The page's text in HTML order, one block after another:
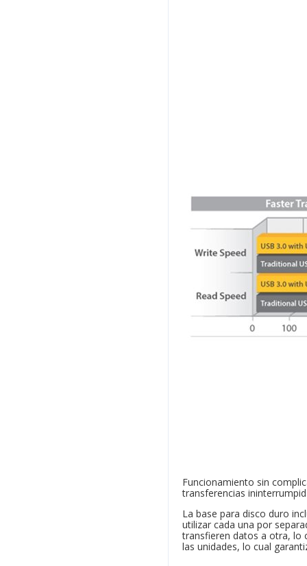
Funcionamiento sin
transferencias
La base para disco duro
utilizar cada una por
transfieren datos a otra, lo
las unidades, lo cual